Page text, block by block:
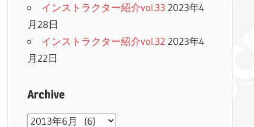
インストラクター紹介vol.33 2023年4
月28日
インストラクター紹介vol.32 2023年4
月22日
Archive
Archive